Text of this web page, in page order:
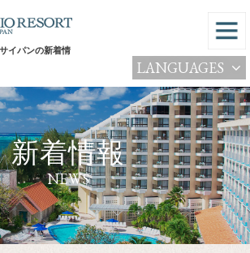
イパンの新着情
LANGUAGES
新着情報
NEWS